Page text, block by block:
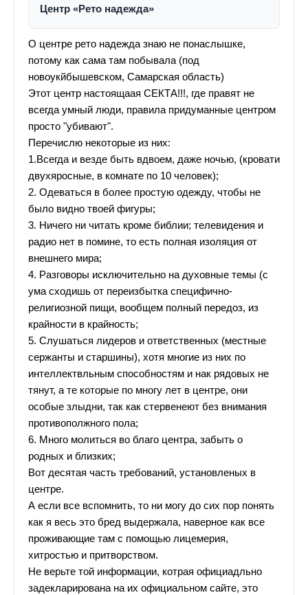
Центр «Рето надежда»
О центре рето надежда знаю не понаслышке,
потому как сама там побывала (под
новоукйбышевском, Самарская область)
Этот центр настоящаая СЕКТА!!!, где правят не
всегда умный люди, правила придуманные центром
просто "убивают".
Перечислю некоторые из них:
1.Всегда и везде быть вдвоем, даже ночью, (кровати
двухяросные, в комнате по 10 человек);
2. Одеваться в более простую одежду, чтобы не
было видно твоей фигуры;
3. Ничего ни читать кроме библии; телевидения и
радио нет в помине, то есть полная изоляция от
внешнего мира;
4. Разговоры исключительно на духовные темы (с
ума сходишь от переизбытка специфично-
религиозной пищи, вообщем полный передоз, из
крайности в крайность;
5. Слушаться лидеров и ответственных (местные
сержанты и старшины), хотя многие из них по
интеллектвльным способностям и нак рядовых не
тянут, а те которые по многу лет в центре, они
особые злыдни, так как стервенеют без внимания
противополжного пола;
6. Много молиться во благо центра, забыть о
родных и близких;
Вот десятая часть требований, установленых в
центре.
А если все вспомнить, то ни могу до сих пор понять
как я весь это бред выдержала, наверное как все
проживающие там с помощью лицемерия,
хитростью и притворством.
Не верьте той информации, котрая официадльно
задекларирована на их официальном сайте, это